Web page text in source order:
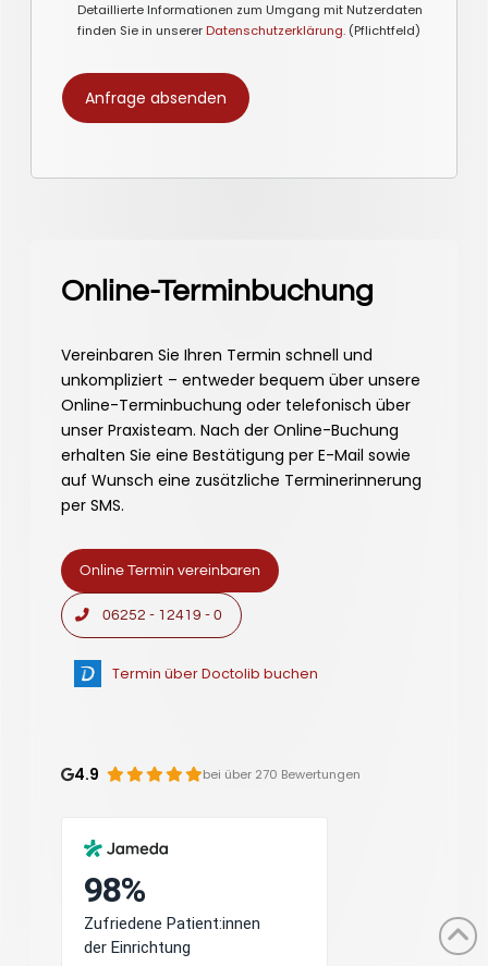
Detaillierte Informationen zum Umgang mit Nutzerdaten
finden Sie in unsererDatenschutzerklärung. (Pflichtfeld)
Online-Terminbuchung
Vereinbaren Sie Ihren Termin schnell und
unkompliziert – entweder bequem über unsere
Online-Terminbuchung oder telefonisch über
unser Praxisteam. Nach der Online-Buchung
erhalten Sie eine Bestätigung per E-Mail sowie
auf Wunsch eine zusätzliche Terminerinnerung
per SMS.
Online Termin vereinbaren
06252 - 12419 - 0
Termin über Doctolib buchen
4.9 bei über 270 Bewertungen